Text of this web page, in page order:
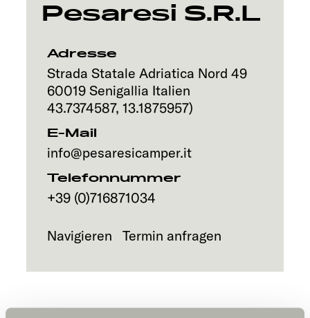
Service
Pesaresi S.R.L
Adresse
Strada Statale Adriatica Nord 49
60019 Senigallia Italien
43.7374587, 13.1875957)
E-Mail
info@pesaresicamper.it
Telefonnummer
+39 (0)716871034
Navigieren Termin anfragen